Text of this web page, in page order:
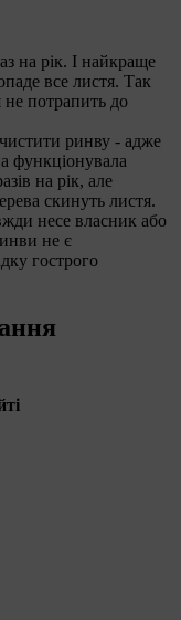
на рік. І найкраще
все листя. Так
потрапить до
чистити ринву - адже
функціонувала
на рік, але
скинуть листя.
несе власник або
не є
гострого